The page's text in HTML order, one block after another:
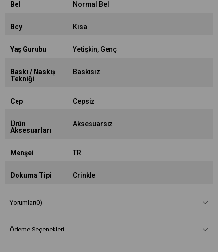
Bel Normal Bel
Boy Kısa
Yaş Gurubu Yetişkin Genç
Baskı / Naskış
Tekniği
Baskısız
Cep Cepsiz
Ürün
Aksesuarları
Aksesuarsız
Menşei TR
Dokuma Tipi Crinkle
Yorumlar(0)
Ödeme Seçenekleri